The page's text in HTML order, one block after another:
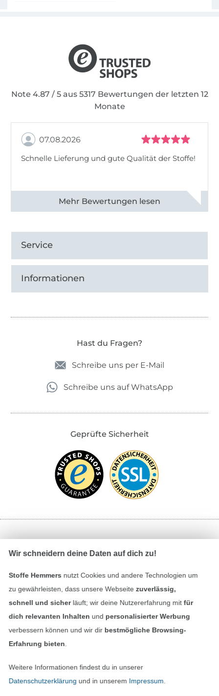
Note 4.87 / 5 aus 5317 Bewertungen der letzten 12
Monate
07.08.2026
Schnelle Lieferung und gute Qualität der Stoffe!
Alle 82990 Bewertungen ansehen
Service
Informationen
Hast du Fragen?
Schreibe uns per E-Mail
Schreibe uns auf WhatsApp
Geprüfte Sicherheit
Unsere Versandpartner
Wir schneidern deine Daten auf dich zu!
Stoffe Hemmers nutzt Cookies und andere Technologien um
zu gewährleisten, dass unsere Webseite zuverlässig,
schnell und sicherläuft; wir deine Nutzererfahrung mitfür
dich relevanten Inhalten und personalisierter Werbung
verbessern können und wir dir bestmögliche Browsing-
Erfahrung bieten
Weitere Informationen findest du in unserer
Datenschutzerklärung und in unserem Impressum